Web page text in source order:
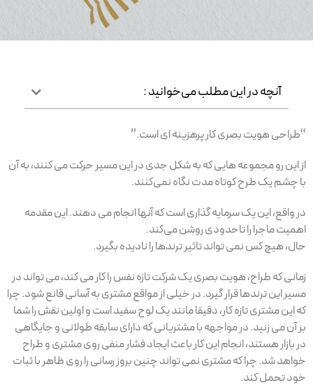
آنچه در این مطلب می‌خوانید :
“طراحی هویت بصری کار پرهزینه ای است.”
از این رو مجموعه هایی که به شکل جدی در این مسیر حرکت می کنند، به آن
با چشم یک طرح کوتاه مدت نگاه نمی‌کنند.
در واقع، این یک سرمایه گذاری است که آنها انجام می دهند. این مقدمه
اهمیت ماجرا را تاحدودی روشن می‌کند.
حال، هیچ کس نمی تواند تاثیر ترند‌ها را نادیده بگیرد.
زمانی که طراح، هویت بصری یک شرکت تازه نفس را کار می کند، می تواند در
مسیر این ترندها قرار گیرد. در خیلی از مواقع مشتری به آسانی قانع شود. چرا
که این مشتری تازه کار، دقیقا مانند یک لوح سفید است و اولین نقش را شما
بر آن می زنید. در مواجهه با مشتریانی که دارای سابقه طولانی و جایگاهی
در بازار هستند، انجام این کار باعث ایجاد فشار منفی روی مشتری و طراح
خواهد شد. چرا که مشتری نمی تواند چنین بروز رسانی را روی ظاهر با ثبات
خود تحمل کند.